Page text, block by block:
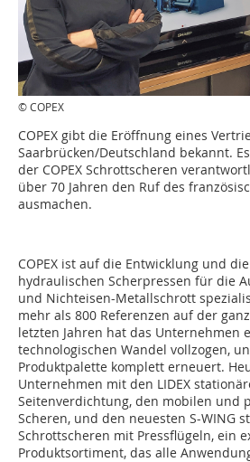
© COPEX
COPEX gibt die Eröffnung eines
Saarbrücken/Deutschland bekannt.
der COPEX Schrottscheren
über 70 Jahren den Ruf des
ausmachen.
COPEX ist auf die Entwicklung und
hydraulischen Scherpressen für die
und Nichteisen-Metallschrott
mehr als 800 Referenzen auf der
letzten Jahren hat das Unternehmen
technologischen Wandel vollzogen,
Produktpalette komplett erneuert.
Unternehmen mit den LIDEX
Seitenverdichtung, den mobilen und
Scheren, und den neuesten S-WING
Schrottscheren mit Pressflügeln, ein
Produktsortiment, das alle